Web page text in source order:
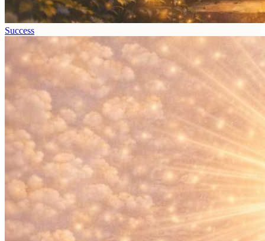
Success